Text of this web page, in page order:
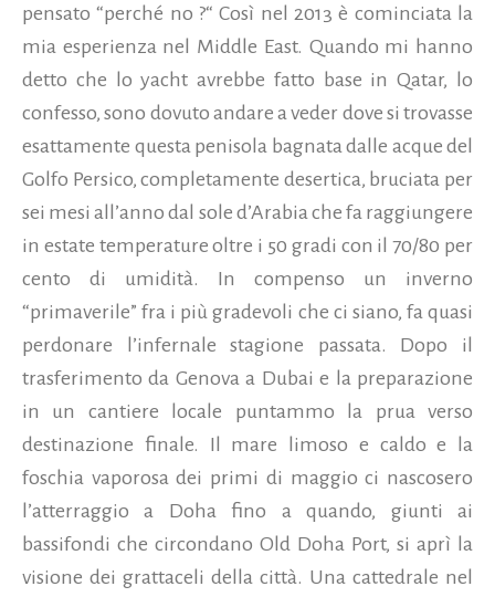
pensato “perché no ?“ Così nel 2013 è cominciata la
mia esperienza nel Middle East. Quando mi hanno
detto che lo yacht avrebbe fatto base in Qatar, lo
confesso, sono dovuto andare a veder dove si trovasse
esattamente questa penisola bagnata dalle acque del
Golfo Persico, completamente desertica, bruciata per
sei mesi all’anno dal sole d’Arabia che fa raggiungere
in estate temperature oltre i 50 gradi con il 70/80 per
cento di umidità. In compenso un inverno
“primaverile” fra i più gradevoli che ci siano, fa quasi
perdonare l’infernale stagione passata. Dopo il
trasferimento da Genova a Dubai e la preparazione
in un cantiere locale puntammo la prua verso
destinazione finale. Il mare limoso e caldo e la
foschia vaporosa dei primi di maggio ci nascosero
l’atterraggio a Doha fino a quando, giunti ai
bassifondi che circondano Old Doha Port, si aprì la
visione dei grattaceli della città. Una cattedrale nel